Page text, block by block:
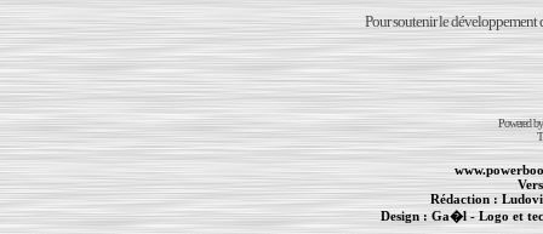
Pour soutenir le développement
Powered
Rédaction :
Design :Ga�l- Logo et
PowerBook